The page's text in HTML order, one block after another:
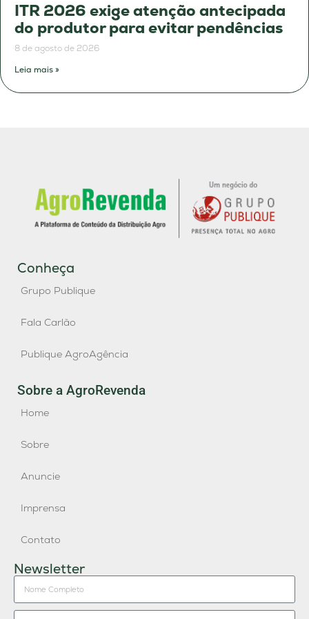
ITR 2026 exige atenção antecipada
do produtor para evitar pendências
8 de agosto de 2026
Leia mais »
Conheça
Grupo Publique
Fala Carlão
Publique AgroAgência
Sobre a AgroRevenda
Home
Sobre
Anuncie
Imprensa
Contato
Newsletter